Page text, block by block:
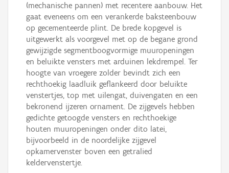
(mechanische pannen) met recentere aanbouw. Het
gaat eveneens om een verankerde baksteenbouw
op gecementeerde plint. De brede kopgevel is
uitgewerkt als voorgevel met op de begane grond
gewijzigde segmentboogvormige muuropeningen
en beluikte vensters met arduinen lekdrempel. Ter
hoogte van vroegere zolder bevindt zich een
rechthoekig laadluik geflankeerd door beluikte
venstertjes, top met uilengat, duivengaten en een
bekronend ijzeren ornament. De zijgevels hebben
gedichte getoogde vensters en rechthoekige
houten muuropeningen onder dito latei,
bijvoorbeeld in de noordelijke zijgevel
opkamervenster boven een getralied
keldervenstertje.